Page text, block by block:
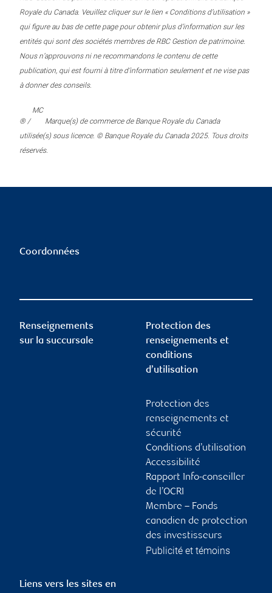
Royale du Canada. Veuillez cliquer sur le lien « Conditions d’utilisation »
qui figure au bas de cette page pour obtenir plus d’information sur les
entités qui sont des sociétés membres de RBC Gestion de patrimoine.
Nous n’approuvons ni ne recommandons le contenu de cette
publication, qui est fourni à titre d’information seulement et ne vise pas
à donner des conseils.
® /
MC
Marque(s) de commerce de Banque Royale du Canada
utilisée(s) sous licence. © Banque Royale du Canada 2025. Tous droits
réservés.
Coordonnées
Renseignements
sur la succursale
Protection des
renseignements et
conditions
d’utilisation
Protection des
renseignements et
sécurité
Conditions d’utilisation
Accessibilité
Rapport Info-conseiller
de l’OCRI
Membre – Fonds
canadien de protection
des investisseurs
Publicité et témoins
Liens vers les sites en